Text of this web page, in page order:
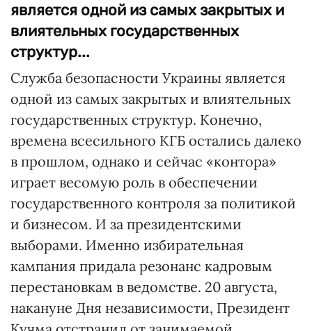
является одной из самых закрытых и
влиятельных государственных
структур...
Служба безопасности Украины является
одной из самых закрытых и влиятельных
государственных структур. Конечно,
времена всесильного КГБ остались далеко
в прошлом, однако и сейчас «контора»
играет весомую роль в обеспечении
государственного контроля за политикой
и бизнесом. И за президентскими
выборами. Именно избирательная
кампания придала резонанс кадровым
перестановкам в ведомстве. 20 августа,
накануне Дня независимости, Президент